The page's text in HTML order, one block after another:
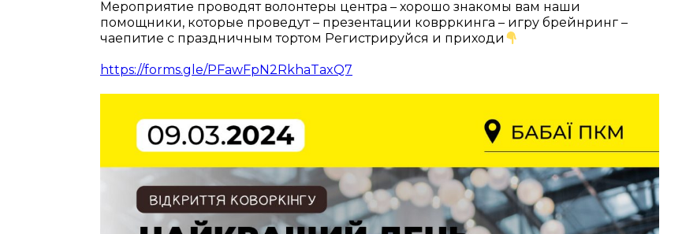
Мероприятие проводят волонтеры центра – хорошо знакомы вам наши
помощники, которые проведут – презентации коврркинга – игру брейнринг –
чаепитие с праздничным тортом Регистрируйся и приходи
https://forms.gle/PFawFpN2RkhaTaxQ7